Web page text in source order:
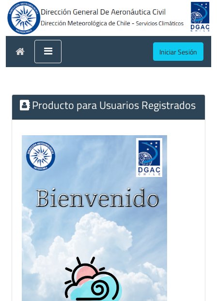
Iniciar Sesión
Producto para Usuarios Registrados